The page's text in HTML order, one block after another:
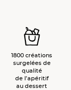
1800 créations
surgelées de
qualité
de l’apéritif
au dessert